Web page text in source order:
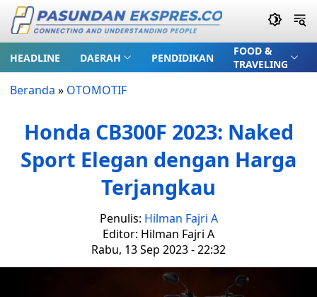
HEADLINE DAERAH PENDIDIKAN
FOOD &
TRAVELING
Beranda » OTOMOTIF
Honda CB300F 2023: Naked
Sport Elegan dengan Harga
Terjangkau
Penulis: Hilman Fajri A
Editor: Hilman Fajri A
Rabu, 13 Sep 2023 - 22:32